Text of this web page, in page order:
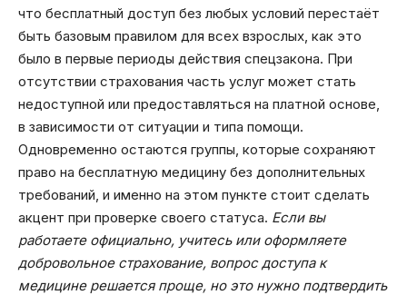
что бесплатный доступ без любых условий перестаёт
быть базовым правилом для всех взрослых, как это
было в первые периоды действия спецзакона. При
отсутствии страхования часть услуг может стать
недоступной или предоставляться на платной основе,
в зависимости от ситуации и типа помощи.
Одновременно остаются группы, которые сохраняют
право на бесплатную медицину без дополнительных
требований, и именно на этом пункте стоит сделать
акцент при проверке своего статуса. Если вы
работаете официально, учитесь или оформляете
добровольное страхование, вопрос доступа к
медицине решается проще, но это нужно подтвердить